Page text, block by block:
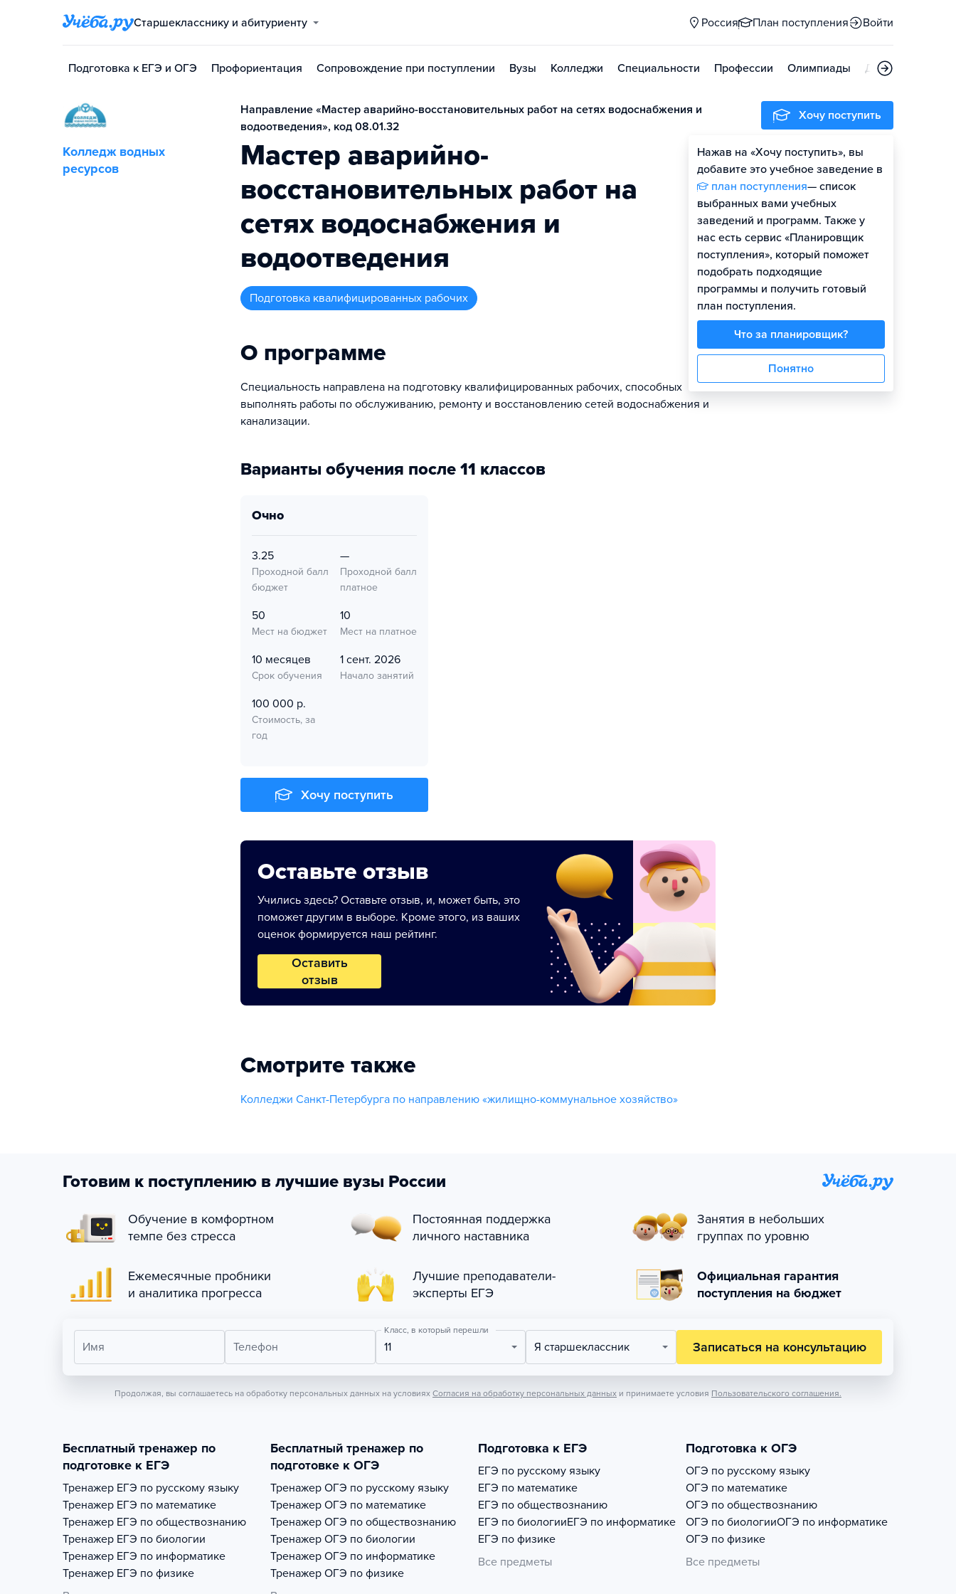
Старшекласснику и абитуриенту Россия План поступления Войти
Подготовка к ЕГЭ и ОГЭ Профориентация Сопровождение при поступлении Вузы Колледжи Специальности Профессии Олимпиады Дни открытых
Колледж водных
ресурсов
Направление «Мастер аварийно-восстановительных работ на сетях водоснабжения и
водоотведения», код 08.01.32
Мастер аварийно-
восстановительных работ на
сетях водоснабжения и
водоотведения
подготовка квалифицированных рабочих
О программе
Специальность направлена на подготовку квалифицированных рабочих, способных
выполнять работы по обслуживанию, ремонту и восстановлению сетей водоснабжения и
канализации.
Варианты обучения после 11 классов
очно
3.25
Проходной балл
бюджет
—
Проходной балл
платное
50
Мест на бюджет
10
Мест на платное
10 месяцев
Срок обучения
1 сент. 2026
Начало занятий
100 000 р.
Стоимость, за
год
Хочу поступить
Оставьте отзыв
Учились здесь? Оставьте отзыв, и, может быть, это
поможет другим в выборе. Кроме этого, из ваших
оценок формируется наш рейтинг.
Оставить
отзыв
Смотрите также
Колледжи Санкт-Петербурга по направлению «жилищно-коммунальное хозяйство»
Хочу поступить
Нажав на «Хочу поступить», вы
добавите это учебное заведение в
план поступления— список
выбранных вами учебных
заведений и программ. Также у
нас есть сервис «Планировщик
поступления», который поможет
подобрать подходящие
программы и получить готовый
план поступления.
Что за планировщик?
Понятно
Готовим к поступлению в лучшие вузы России
Обучение в комфортном
темпе без стресса
Постоянная поддержка
личного наставника
Занятия в небольших
группах по уровню
Ежемесячные пробники
и аналитика прогресса
Лучшие преподаватели-
эксперты ЕГЭ
Официальная гарантия
поступления на бюджет
Имя Телефон
Класс, в который перешли
11 Я старшеклассник Записаться на консультацию
Продолжая, вы соглашаетесь на обработку персональных данных на условиях Согласия на обработку персональных данных и принимаете условия Пользовательского соглашения.
Бесплатный тренажер по
подготовке к ЕГЭ
Тренажер ЕГЭ по русскому языку
Тренажер ЕГЭ по математике
Тренажер ЕГЭ по обществознанию
Тренажер ЕГЭ по биологии
Тренажер ЕГЭ по информатике
Тренажер ЕГЭ по физике
Бесплатный тренажер по
подготовке к ОГЭ
Тренажер ОГЭ по русскому языку
Тренажер ОГЭ по математике
Тренажер ОГЭ по обществознанию
Тренажер ОГЭ по биологии
Тренажер ОГЭ по информатике
Тренажер ОГЭ по физике
Подготовка к ЕГЭ
ЕГЭ по русскому языку
ЕГЭ по математике
ЕГЭ по обществознанию
ЕГЭ по биологииЕГЭ по информатике
ЕГЭ по физике
Все предметы
Подготовка к ОГЭ
ОГЭ по русскому языку
ОГЭ по математике
ОГЭ по обществознанию
ОГЭ по биологииОГЭ по информатике
ОГЭ по физике
Все предметы